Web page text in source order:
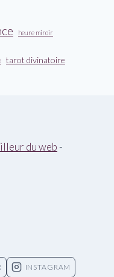
heure miroir
tarot divinatoire
du web -
INSTAGRAM